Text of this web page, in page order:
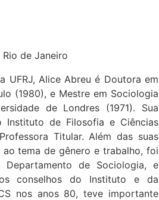
de Janeiro
UFRJ, Alice Abreu é Doutora em
(1980), e Mestre em Sociologia
de Londres (1971). Sua
Instituto de Filosofia e Ciências
Titular. Além das suas
tema de gênero e trabalho, foi
Departamento de Sociologia, e
conselhos do Instituto e da
nos anos 80, teve importante